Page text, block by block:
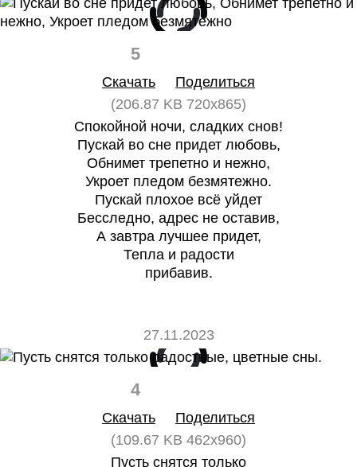
5
Скачать
Поделиться
(206.87 KB 720x865)
Спокойной ночи, сладких снов!
Пускай во сне придет любовь,
Обнимет трепетно и нежно,
Укроет пледом безмятежно.
Пускай плохое всё уйдет
Бесследно, адрес не оставив,
А завтра лучшее придет,
Тепла и радости
прибавив.
27.11.2023
4
Скачать
Поделиться
(109.67 KB 462x960)
Пусть снятся только